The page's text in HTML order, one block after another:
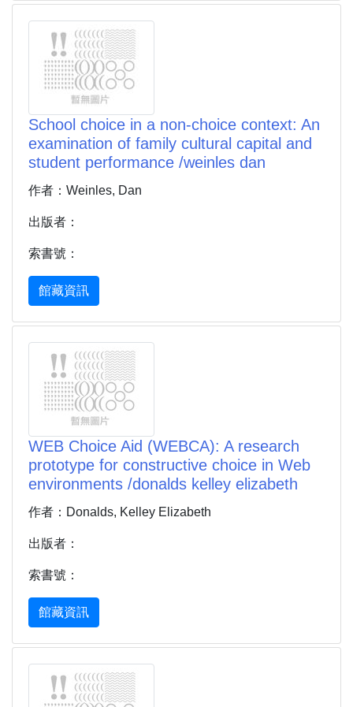
School choice in a non-choice context: An
examination of family cultural capital and
student performance /weinles dan
作者：Weinles, Dan
出版者：
索書號：
館藏資訊
WEB Choice Aid (WEBCA): A research
prototype for constructive choice in Web
environments /donalds kelley elizabeth
作者：Donalds, Kelley Elizabeth
出版者：
索書號：
館藏資訊